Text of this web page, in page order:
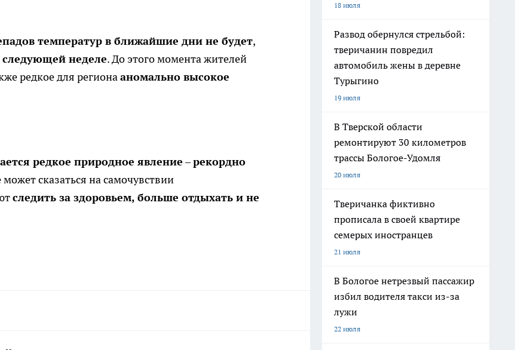
температур в ближайшие дни не будет,
следующей неделе. До этого момента жителей
редкое для регионааномально высокое
редкое природное явление–рекордно
может сказаться на самочувствии
следить за здоровьем, больше отдыхать и не
18 июля
Развод обернулся стрельбой:
тверичанин повредил
автомобиль жены в деревне
Турыгино
19 июля
В Тверской области
ремонтируют 30 километров
трассы Бологое-Удомля
20 июля
Тверичанка фиктивно
прописала в своей квартире
семерых иностранцев
21 июля
В Бологое нетрезвый пассажир
избил водителя такси из-за
лужи
22 июля